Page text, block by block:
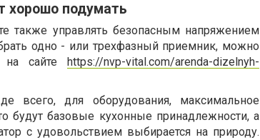
хорошо подумать
также управлять безопасным напряжением
одно - или трехфазный приемник, можно
на сайте https://nvp-vital.com/arenda-dizelnyh-
всего, для оборудования, максимальное
будут базовые кухонные принадлежности, а
с удовольствием выбирается на природу.